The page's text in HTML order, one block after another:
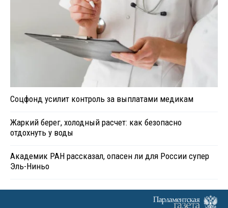
Соцфонд усилит контроль за выплатами медикам
Жаркий берег, холодный расчет: как безопасно
отдохнуть у воды
Академик РАН рассказал, опасен ли для России супер
Эль-Ниньо